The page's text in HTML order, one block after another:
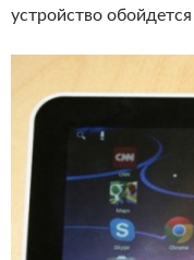
устройство